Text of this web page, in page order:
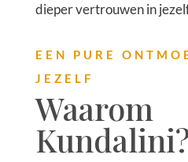
dieper vertrouwen in
EEN PURE
JEZELF
Waarom